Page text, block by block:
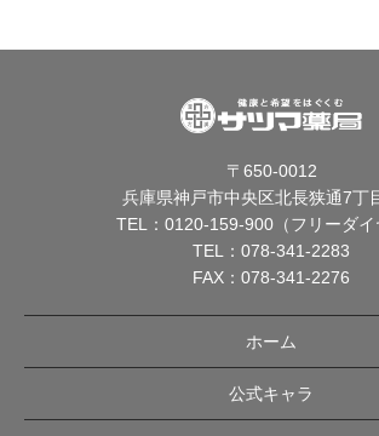
〒650-0012
兵庫県神戸市中央区北長狭通7丁
TEL： 0120-159-900（フリーダイ
TEL： 078-341-2283
FAX：078-341-2276
ホーム
公式キャラ